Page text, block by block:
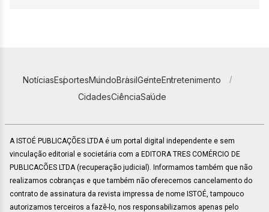
NotíciasEsportesMundoBrasilGenteEntretenimento
CidadesCiênciaSaúde
A ISTOÉ PUBLICAÇÕES LTDA é um portal digital independente e sem
vinculação editorial e societária com a EDITORA TRES COMÉRCIO DE
PUBLICACÕES LTDA (recuperação judicial). Informamos também que não
realizamos cobranças e que também não oferecemos cancelamento do
contrato de assinatura da revista impressa de nome ISTOÉ, tampouco
autorizamos terceiros a fazê-lo, nos responsabilizamos apenas pelo